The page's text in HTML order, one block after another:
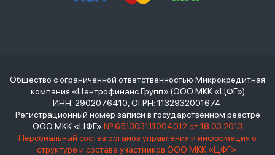
Общество с ограниченной ответственностью Микрокредитная
компания «Центрофинанс Групп» (ООО МКК «ЦФГ»)
ИНН: 2902076410, ОГРН: 1132932001674
Регистрационный номер записи в государственном реестре
ООО МКК «ЦФГ» № 651303111004012 от 18.03.2013
Персональный состав органов управления и информация о
структуре и составе участников ООО МКК «ЦФГ»